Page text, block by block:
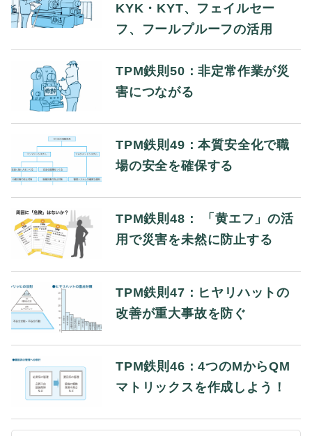
KYK・KYT、フェイルセー
フ、フールプルーフの活用
TPM鉄則50：非定常作業が災
害につながる
TPM鉄則49：本質安全化で職
場の安全を確保する
TPM鉄則48： 「黄エフ」の活
用で災害を未然に防止する
TPM鉄則47：ヒヤリハットの
改善が重大事故を防ぐ
TPM鉄則46：4つのMからQM
マトリックスを作成しよう！